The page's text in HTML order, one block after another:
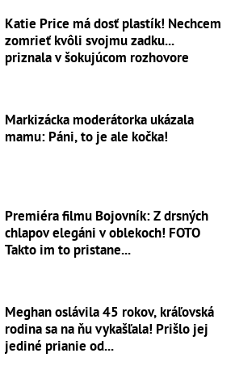
Katie Price má dosť plastík! Nechcem
zomrieť kvôli svojmu zadku...
priznala v šokujúcom rozhovore
Markizácka moderátorka ukázala
mamu: Páni, to je ale kočka!
Premiéra filmu Bojovník: Z drsných
chlapov elegáni v oblekoch! FOTO
Takto im to pristane...
Meghan oslávila 45 rokov, kráľovská
rodina sa na ňu vykašľala! Prišlo jej
jediné prianie od...